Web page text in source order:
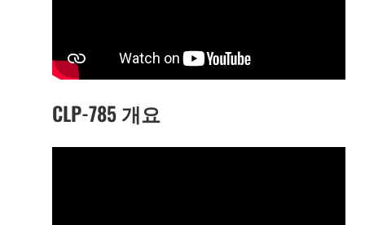
CLP-785 개요